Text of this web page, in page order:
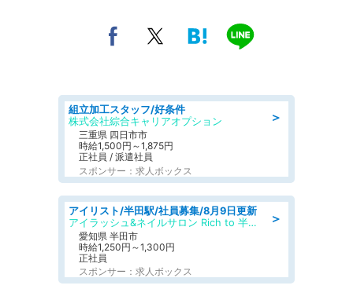
＞
組立加工スタッフ/好条件
株式会社綜合キャリアオプション
三重県 四日市市
時給1,500円～1,875円
正社員 / 派遣社員
スポンサー：求人ボックス
＞
アイリスト/半田駅/社員募集/8月9日更新
アイラッシュ&ネイルサロン Rich to 半田店
愛知県 半田市
時給1,250円～1,300円
正社員
スポンサー：求人ボックス